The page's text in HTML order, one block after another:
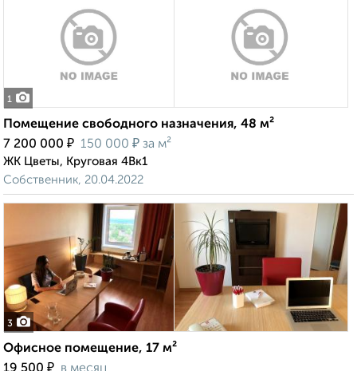
1
Помещение свободного назначения, 48 м²
7 200 000 ₽ 150 000 ₽ за м²
ЖК Цветы, Круговая 4Вк1
Собственник, 20.04.2022
3
Офисное помещение, 17 м²
₽